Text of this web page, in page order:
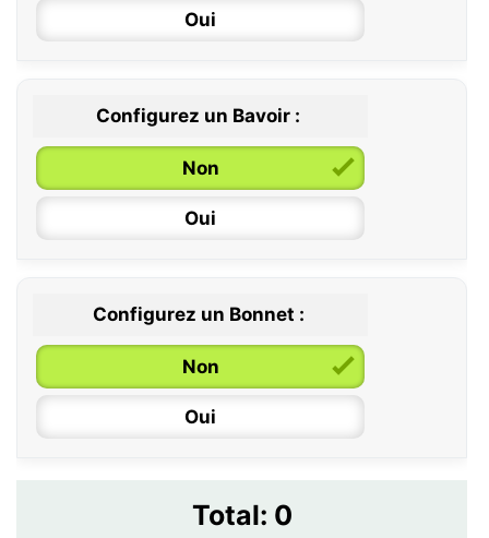
12 / 18 mois
Oui
Configurez un Bavoir :
Non
Oui
Configurez un Bonnet :
Non
Oui
Total: 0